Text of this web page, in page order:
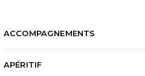
ACCOMPAGNEMENTS
APÉRITIF